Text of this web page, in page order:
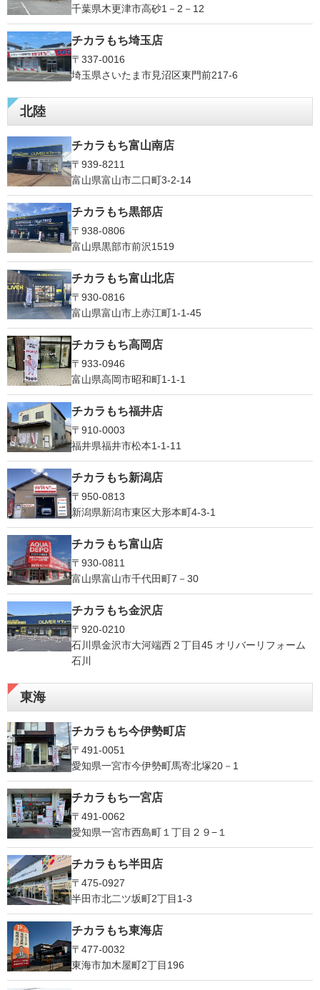
千葉県木更津市高砂1－2－12
チカラもち埼玉店
〒337-0016
埼玉県さいたま市見沼区東門前217-6
北陸
チカラもち富山南店
〒939-8211
富山県富山市二口町3-2-14
チカラもち黒部店
〒938-0806
富山県黒部市前沢1519
チカラもち富山北店
〒930-0816
富山県富山市上赤江町1-1-45
チカラもち高岡店
〒933-0946
富山県高岡市昭和町1-1-1
チカラもち福井店
〒910-0003
福井県福井市松本1‐1-11
チカラもち新潟店
〒950-0813
新潟県新潟市東区大形本町4-3-1
チカラもち富山店
〒930-0811
富山県富山市千代田町7－30
チカラもち金沢店
〒920-0210
石川県金沢市大河端西２丁目45 オリバーリフォーム
石川
東海
チカラもち今伊勢町店
〒491-0051
愛知県一宮市今伊勢町馬寄北塚20－1
チカラもち一宮店
〒491-0062
愛知県一宮市西島町１丁目２９−１
チカラもち半田店
〒475-0927
半田市北二ツ坂町2丁目1-3
チカラもち東海店
〒477-0032
東海市加木屋町2丁目196